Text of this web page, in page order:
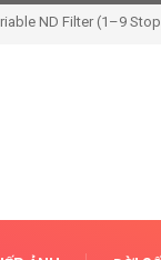
Light